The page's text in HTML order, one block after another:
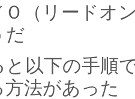
Ｏ（リードオ
だ
以下の手順
法があった